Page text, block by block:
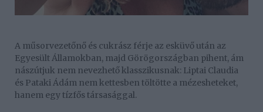
A műsorvezetőnő és cukrász férje az esküvő után az
Egyesült Államokban, majd Görögországban pihent, ám
nászútjuk nem nevezhető klasszikusnak: Liptai Claudia
és Pataki Ádám nem kettesben töltötte a mézesheteket,
hanem egy tízfős társasággal.